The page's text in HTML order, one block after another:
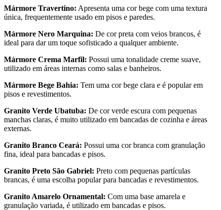
Mármore Travertino: Apresenta uma cor bege com uma textura
única, frequentemente usado em pisos e paredes.
Mármore Nero Marquina: De cor preta com veios brancos, é
ideal para dar um toque sofisticado a qualquer ambiente.
Mármore Crema Marfil: Possui uma tonalidade creme suave,
utilizado em áreas internas como salas e banheiros.
Mármore Bege Bahia: Tem uma cor bege clara e é popular em
pisos e revestimentos.
Granito Verde Ubatuba: De cor verde escura com pequenas
manchas claras, é muito utilizado em bancadas de cozinha e áreas
externas.
Granito Branco Ceará: Possui uma cor branca com granulação
fina, ideal para bancadas e pisos.
Granito Preto São Gabriel: Preto com pequenas partículas
brancas, é uma escolha popular para bancadas e revestimentos.
Granito Amarelo Ornamental: Com uma base amarela e
granulação variada, é utilizado em bancadas e pisos.